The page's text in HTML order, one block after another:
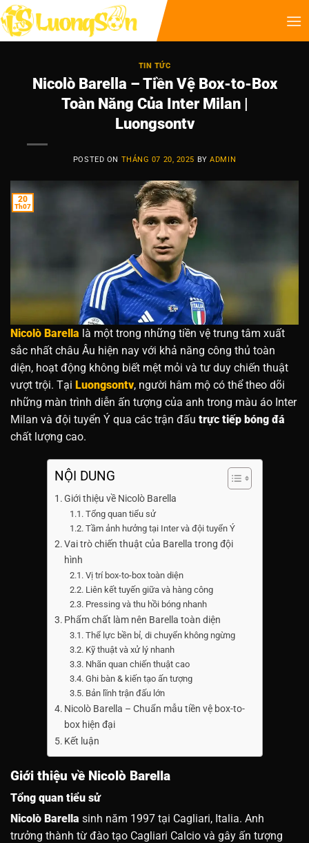
TIN TỨC
Nicolò Barella – Tiền Vệ Box-to-Box
Toàn Năng Của Inter Milan |
Luongsontv
POSTED ON THÁNG 07 20, 2025 BYADMIN
20
Th07
Nicolò Barella là một trong những tiền vệ trung tâm xuất
sắc nhất châu Âu hiện nay với khả năng công thủ toàn
diện, hoạt động không biết mệt mỏi và tư duy chiến thuật
vượt trội. Tại Luongsontv, người hâm mộ có thể theo dõi
những màn trình diễn ấn tượng của anh trong màu áo Inter
Milan và đội tuyển Ý qua các trận đấu trực tiếp bóng đá
chất lượng cao.
NỘI DUNG
Giới thiệu về Nicolò Barella
Tổng quan tiểu sử
Tầm ảnh hưởng tại Inter và đội tuyển Ý
Vai trò chiến thuật của Barella trong đội
hình
Vị trí box-to-box toàn diện
Liên kết tuyến giữa và hàng công
Pressing và thu hồi bóng nhanh
Phẩm chất làm nên Barella toàn diện
Thể lực bền bỉ, di chuyển không ngừng
Kỹ thuật và xử lý nhanh
Nhãn quan chiến thuật cao
Ghi bàn & kiến tạo ấn tượng
Bản lĩnh trận đấu lớn
Nicolò Barella – Chuẩn mẫu tiền vệ box-to-
box hiện đại
Kết luận
Giới thiệu về Nicolò Barella
Tổng quan tiểu sử
Nicolò Barella sinh năm 1997 tại Cagliari, Italia. Anh
trưởng thành từ đào tạo Cagliari Calcio và gây ấn tượng